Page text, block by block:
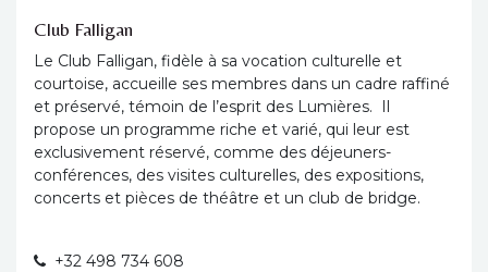
Club Falligan
Le Club Falligan, fidèle à sa vocation culturelle et
courtoise, accueille ses membres dans un cadre raffiné
et préservé, témoin de l’esprit des Lumières. Il
propose un programme riche et varié, qui leur est
exclusivement réservé, comme des déjeuners-
conférences, des visites culturelles, des expositions,
concerts et pièces de théâtre et un club de bridge.
+32 498 734 608